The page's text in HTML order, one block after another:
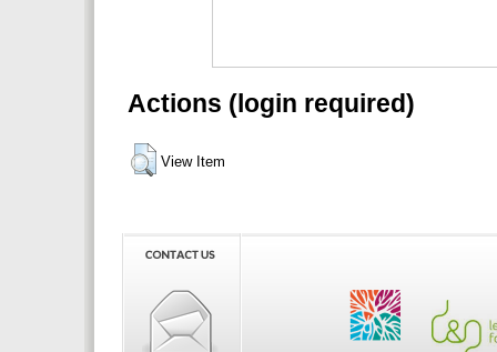
Actions (login required)
View Item